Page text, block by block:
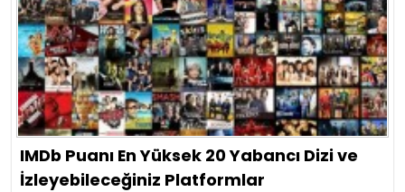
IMDb Puanı En Yüksek 20 Yabancı Dizi ve
İzleyebileceğiniz Platformlar